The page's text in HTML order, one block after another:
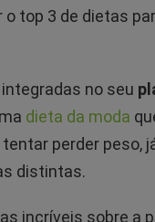
top 3 de dietas
no seu
dieta da moda
perder peso,
distintas.
incríveis sobre a